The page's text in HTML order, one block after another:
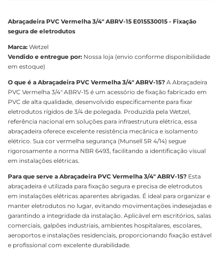
Abraçadeira PVC Vermelha 3/4" ABRV-15 E015530015 - Fixação
segura de eletrodutos
Marca: Wetzel
Vendido e entregue por: Nossa loja (envio conforme disponibilidade
em estoque)
O que é a Abraçadeira PVC Vermelha 3/4" ABRV-15? A Abraçadeira
PVC Vermelha 3/4" ABRV-15 é um acessório de fixação fabricado em
PVC de alta qualidade, desenvolvido especificamente para fixar
eletrodutos rígidos de 3/4 de polegada. Produzida pela Wetzel,
referência nacional em soluções para infraestrutura elétrica, essa
abraçadeira oferece excelente resistência mecânica e isolamento
elétrico. Sua cor vermelha segurança (Munsell 5R 4/14) segue
rigorosamente a norma NBR 6493, facilitando a identificação visual
em instalações elétricas.
Para que serve a Abraçadeira PVC Vermelha 3/4" ABRV-15? Esta
abraçadeira é utilizada para fixação segura e precisa de eletrodutos
em instalações elétricas aparentes abrigadas. É ideal para organizar e
manter eletrodutos no lugar, evitando movimentações indesejadas e
garantindo a integridade da instalação. Aplicável em escritórios, salas
comerciais, galpões industriais, ambientes hospitalares, escolares,
aeroportos e instalações residenciais, proporcionando fixação estável
e profissional com excelente durabilidade.